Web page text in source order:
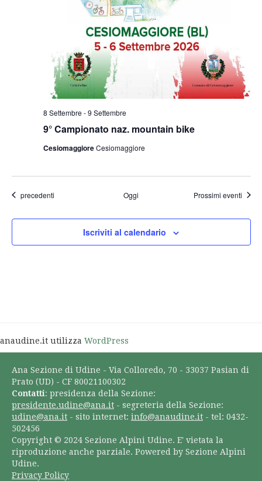
9° Campionato naz. mountain bike
8 Settembre -9 Settembre
CesiomaggioreCesiomaggiore
Eventi
precedenti Oggi Prossimi eventi
Iscriviti al calendario
anaudine.it utilizza WordPress
Ana Sezione di Udine - Via Colloredo, 70 - 33037 Pasian di
Prato (UD) - CF 80021100302
Contatti: presidenza della Sezione:
presidente.udine@ana.it - segreteria della Sezione:
udine@ana.it - sito internet: info@anaudine.it - tel: 0432-
502456
Copyright © 2024 Sezione Alpini Udine. E' vietata la
riproduzione anche parziale. Powered by Sezione Alpini
Udine.
Privacy Policy